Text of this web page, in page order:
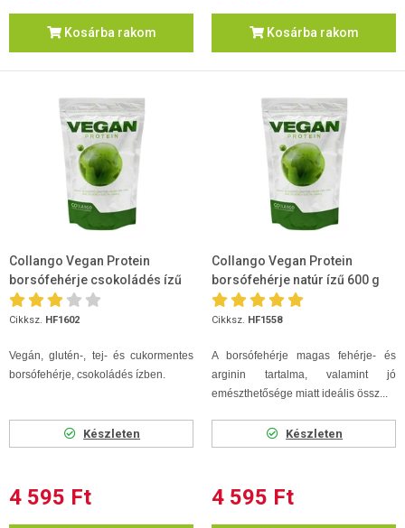
Kosárba rakom Kosárba rakom
Collango Vegan Protein
borsófehérje csokoládés ízű
600 g
Cikksz. HF1602
Vegán, glutén-, tej- és cukormentes
borsófehérje, csokoládés ízben.
Készleten
4 595 Ft
Collango Vegan Protein
borsófehérje natúr ízű 600 g
Cikksz. HF1558
A borsófehérje magas fehérje- és
arginin tartalma, valamint jó
emészthetősége miatt ideális össz...
Készleten
4 595 Ft